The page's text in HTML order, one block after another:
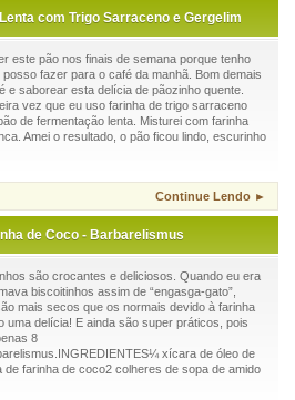
com Trigo Sarraceno e Gergelim
este pão nos finais de semana porque tenho
posso fazer para o café da manhã. Bom demais
e saborear esta delícia de pãozinho quente.
vez que eu uso farinha de trigo sarraceno
de fermentação lenta. Misturei com farinha
Amei o resultado, o pão ficou lindo, escurinho
Continue Lendo ►
de Coco - Barbarelismus
são crocantes e deliciosos. Quando eu era
biscoitinhos assim de “engasga-gato”,
mais secos que os normais devido à farinha
uma delícia! E ainda são super práticos, pois
8
xícara de óleo de
farinha de coco2 colheres de sopa de amido